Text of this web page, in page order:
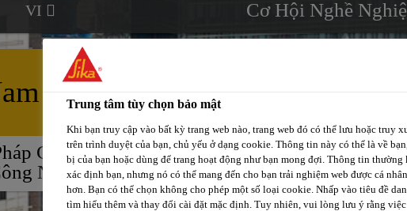
VI Cơ Hội Nghề
Cho Ô-tô
Nghiệp
Các
Dự
Án
Phát Triển
Bền Vững
Kênh
Phối /
Trung tâm tùy chọn bảo mật
Khi bạn truy cập vào bất kỳ trang web nào, trang web đó có thể lưu hoặc truy
trên trình duyệt của bạn, chủ yếu ở dạng cookie. Thông tin này có thể là về
bị của bạn hoặc dùng để trang hoạt động như bạn mong đợi. Thông tin thường
xác định bạn, nhưng nó có thể mang đến cho bạn trải nghiệm web được cá
hơn. Bạn có thể chọn không cho phép một số loại cookie. Nhấp vào tiêu đề
tìm hiểu thêm và thay đổi cài đặt mặc định. Tuy nhiên, vui lòng lưu ý rằng